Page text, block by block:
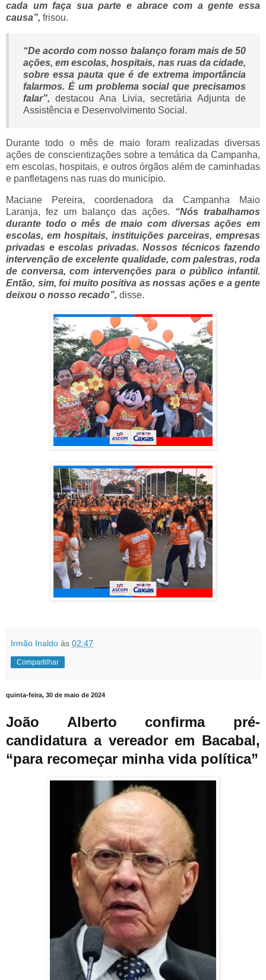
cada um faça sua parte e abrace com a gente essa
causa”, frisou.
“De acordo com nosso balanço foram mais de 50
ações, em escolas, hospitais, nas ruas da cidade,
sobre essa pauta que é de extrema importância
falarmos. É um problema social que precisamos
falar”, destacou Ana Livia, secretária Adjunta de
Assistência e Desenvolvimento Social.
Durante todo o mês de maio foram realizadas diversas
ações de conscientizações sobre a temática da Campanha,
em escolas, hospitais, e outros órgãos além de caminhadas
e panfletagens nas ruas do município.
Maciane Pereira, coordenadora da Campanha Maio
Laranja, fez um balanço das ações. “Nós trabalhamos
durante todo o mês de maio com diversas ações em
escolas, em hospitais, instituições parceiras, empresas
privadas e escolas privadas. Nossos técnicos fazendo
intervenção de excelente qualidade, com palestras, roda
de conversa, com intervenções para o público infantil.
Então, sim, foi muito positiva as nossas ações e a gente
deixou o nosso recado”, disse.
Irmão Inaldo às 02:47
Compartilhar
quinta-feira, 30 de maio de 2024
João Alberto confirma pré-
candidatura a vereador em Bacabal,
“para recomeçar minha vida política”